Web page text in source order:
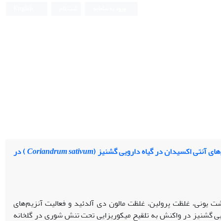
آنتی اکسیدان در گیاه دارویی گشنیز (Coriandrum sativum) در
یونی، غلظت پرولین، غلظت مالون دی ­آلدئید و فعالیت آنزیم‌های
گشنیز در واکنش به تلقیح میکوریزایی تحت تنش شوری در گلخانه